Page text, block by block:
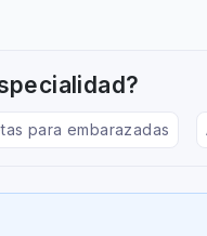
para embarazadas